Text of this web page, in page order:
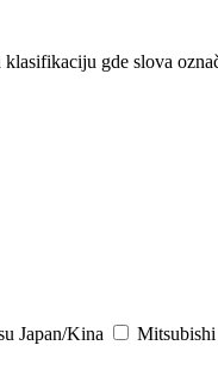
gde slova
Japan/Kina